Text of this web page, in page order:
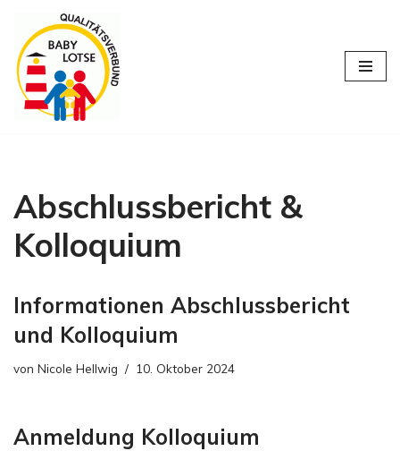
Zum
Inhalt
springen
Abschlussbericht &
Kolloquium
Informationen Abschlussbericht
und Kolloquium
von Nicole Hellwig 10. Oktober 2024
Anmeldung Kolloquium